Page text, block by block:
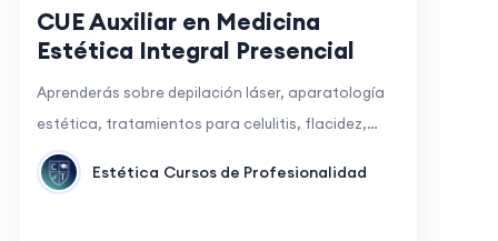
CUE Auxiliar en Medicina
Estética Integral Presencial
Aprenderás sobre depilación láser, aparatología
estética, tratamientos para celulitis, flacidez,…
Estética Cursos de Profesionalidad